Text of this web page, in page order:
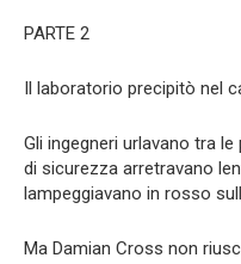
PARTE 2
Il laboratorio precipitò nel
Gli ingegneri urlavano tra
di sicurezza arretravano
lampeggiavano in rosso
Ma Damian Cross non